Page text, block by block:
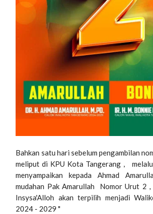
Bahkan satu hari sebelum pengambilan
meliput di KPU Kota Tangerang ,
menyampaikan kepada Ahmad
mudahan Pak Amarullah Nomor Urut 2
Insysa'Alloh akan terpilih menjadi
2024 - 2029 "